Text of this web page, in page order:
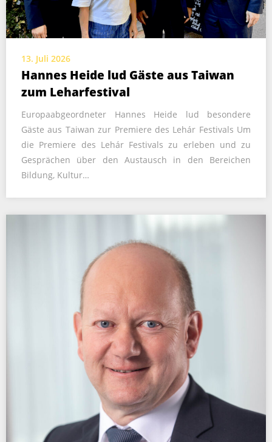
13. Juli 2026
Hannes Heide lud Gäste aus Taiwan
zum Leharfestival
Europaabgeordneter Hannes Heide lud besondere
Gäste aus Taiwan zur Premiere des Lehár Festivals Um
die Premiere des Lehár Festivals zu erleben und zu
Gesprächen über den Austausch in den Bereichen
Bildung, Kultur…